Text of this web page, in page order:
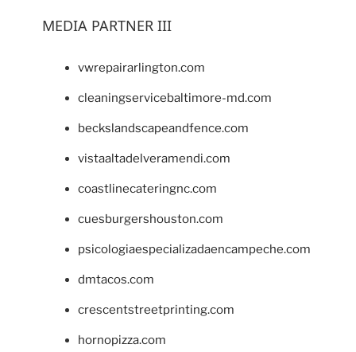
MEDIA PARTNER III
vwrepairarlington.com
cleaningservicebaltimore-md.com
beckslandscapeandfence.com
vistaaltadelveramendi.com
coastlinecateringnc.com
cuesburgershouston.com
psicologiaespecializadaencampeche.com
dmtacos.com
crescentstreetprinting.com
hornopizza.com